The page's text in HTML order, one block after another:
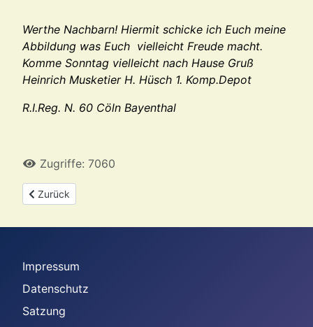
Werthe Nachbarn! Hiermit schicke ich Euch meine
Abbildung was Euch vielleicht Freude macht.
Komme Sonntag vielleicht nach Hause Gruß
Heinrich Musketier H. Hüsch 1. Komp.Depot
R.I.Reg. N. 60 Cöln Bayenthal
Zugriffe: 7060
Vorheriger Beitrag: Feldpost2
Zurück
Impressum
Datenschutz
Satzung